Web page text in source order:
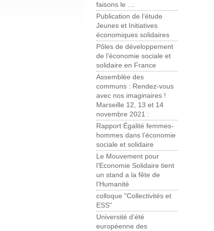
faisons le …
Publication de l’étude
Jeunes et Initiatives
économiques solidaires
Pôles de développement
de l’économie sociale et
solidaire en France
Assemblée des
communs : Rendez-vous
avec nos imaginaires !
Marseille 12, 13 et 14
novembre 2021 :
Rapport Égalité femmes-
hommes dans l’économie
sociale et solidaire
Le Mouvement pour
l’Economie Solidaire tient
un stand a la fête de
l’Humanité
colloque "Collectivités et
ESS"
Université d’été
européenne des